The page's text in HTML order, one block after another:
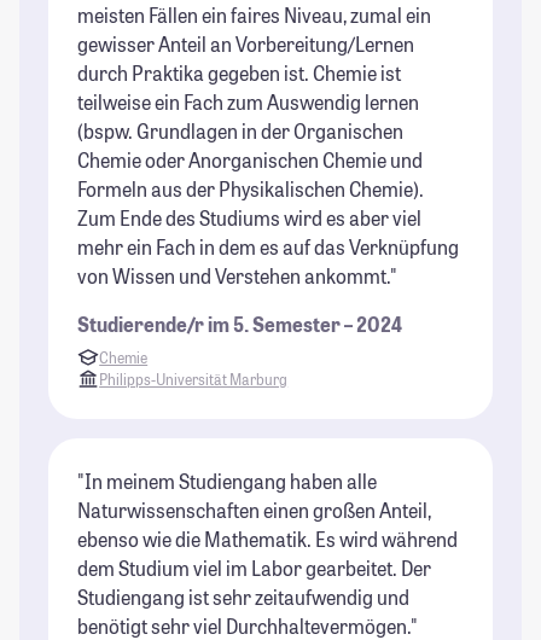
meisten Fällen ein faires Niveau, zumal ein
gewisser Anteil an Vorbereitung/Lernen
durch Praktika gegeben ist. Chemie ist
teilweise ein Fach zum Auswendig lernen
(bspw. Grundlagen in der Organischen
Chemie oder Anorganischen Chemie und
Formeln aus der Physikalischen Chemie).
Zum Ende des Studiums wird es aber viel
mehr ein Fach in dem es auf das Verknüpfung
von Wissen und Verstehen ankommt."
Studierende/r im 5. Semester – 2024
Chemie
Philipps-Universität Marburg
"In meinem Studiengang haben alle
Naturwissenschaften einen großen Anteil,
ebenso wie die Mathematik. Es wird während
dem Studium viel im Labor gearbeitet. Der
Studiengang ist sehr zeitaufwendig und
benötigt sehr viel Durchhaltevermögen."